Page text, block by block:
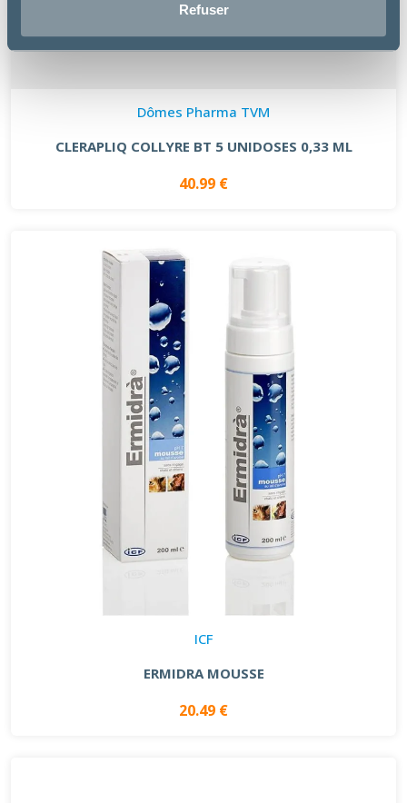
Refuser
Dômes Pharma TVM
CLERAPLIQ COLLYRE BT 5 UNIDOSES 0,33 ML
40.99 €
ICF
ERMIDRA MOUSSE
20.49 €